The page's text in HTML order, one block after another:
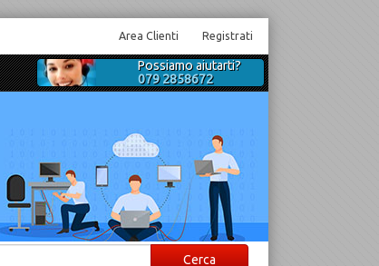
Area Clienti Registrati
Possiamo aiutarti?
079 2858672